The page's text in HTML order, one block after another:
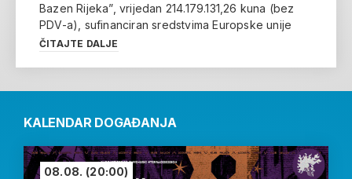
Bazen Rijeka”, vrijedan 214.179.131,26 kuna (bez
PDV-a), sufinanciran sredstvima Europske unije
ČITAJTE DALJE
KALENDAR DOGAĐANJA
08.08. (20:00)